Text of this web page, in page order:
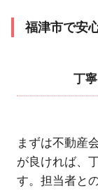
福津市で安
丁
まずは不動産
が良ければ、
す。担当者と